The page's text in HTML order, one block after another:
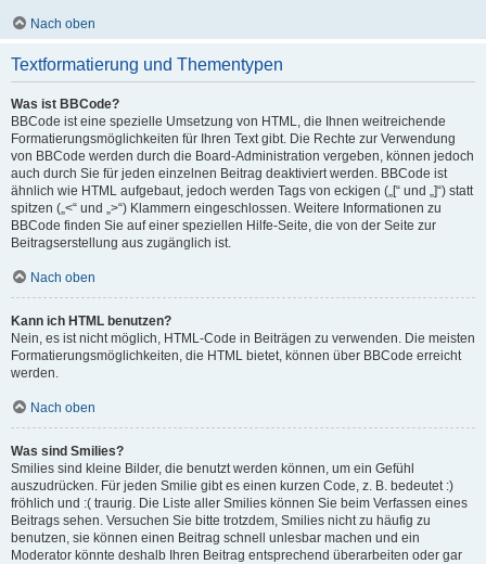
Nach oben
Textformatierung und Thementypen
Was ist BBCode?
BBCode ist eine spezielle Umsetzung von HTML, die Ihnen weitreichende
Formatierungsmöglichkeiten für Ihren Text gibt. Die Rechte zur Verwendung
von BBCode werden durch die Board-Administration vergeben, können jedoch
auch durch Sie für jeden einzelnen Beitrag deaktiviert werden. BBCode ist
ähnlich wie HTML aufgebaut, jedoch werden Tags von eckigen („[“ und „]“) statt
spitzen („<“ und „>“) Klammern eingeschlossen. Weitere Informationen zu
BBCode finden Sie auf einer speziellen Hilfe-Seite, die von der Seite zur
Beitragserstellung aus zugänglich ist.
Nach oben
Kann ich HTML benutzen?
Nein, es ist nicht möglich, HTML-Code in Beiträgen zu verwenden. Die meisten
Formatierungsmöglichkeiten, die HTML bietet, können über BBCode erreicht
werden.
Nach oben
Was sind Smilies?
Smilies sind kleine Bilder, die benutzt werden können, um ein Gefühl
auszudrücken. Für jeden Smilie gibt es einen kurzen Code, z. B. bedeutet :)
fröhlich und :( traurig. Die Liste aller Smilies können Sie beim Verfassen eines
Beitrags sehen. Versuchen Sie bitte trotzdem, Smilies nicht zu häufig zu
benutzen, sie können einen Beitrag schnell unlesbar machen und ein
Moderator könnte deshalb Ihren Beitrag entsprechend überarbeiten oder gar